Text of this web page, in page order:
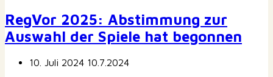
RegVor 2025: Abstimmung zur
Auswahl der Spiele hat begonnen
10. Juli 2024 10.7.2024